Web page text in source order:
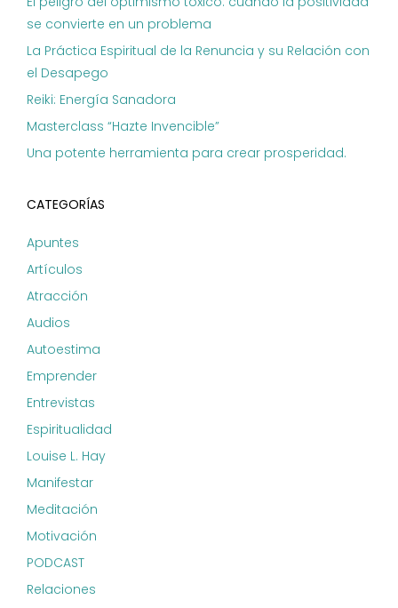
se convierte en un problema
La Práctica Espiritual de la Renuncia y su Relación con
el Desapego
Reiki: Energía Sanadora
Masterclass “Hazte Invencible”
Una potente herramienta para crear prosperidad.
CATEGORÍAS
Apuntes
Artículos
Atracción
Audios
Autoestima
Emprender
Entrevistas
Espiritualidad
Louise L. Hay
Manifestar
Meditación
Motivación
PODCAST
Relaciones